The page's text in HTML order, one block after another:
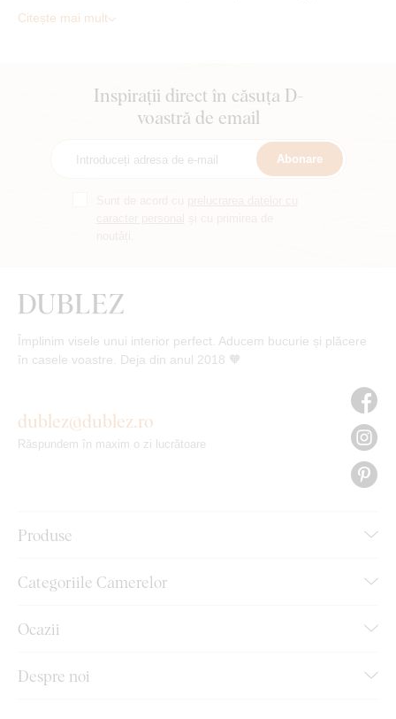
Citește mai mult
Inspirații direct în căsuța D-
voastră de email
Abonare
Împlinim visele unui interior perfect. Aducem bucurie și plăcere
în casele voastre. Deja din anul 2018 🧡
Produse
Categoriile Camerelor
Ocazii
Despre noi
dublez@dublez.ro
Răspundem în maxim o zi lucrătoare